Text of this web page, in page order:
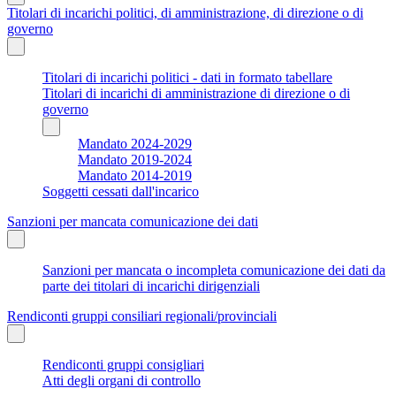
Titolari di incarichi politici, di amministrazione, di direzione o di
governo
Titolari di incarichi politici - dati in formato tabellare
Titolari di incarichi di amministrazione di direzione o di
governo
Mandato 2024-2029
Mandato 2019-2024
Mandato 2014-2019
Soggetti cessati dall'incarico
Sanzioni per mancata comunicazione dei dati
Sanzioni per mancata o incompleta comunicazione dei dati da
parte dei titolari di incarichi dirigenziali
Rendiconti gruppi consiliari regionali/provinciali
Rendiconti gruppi consigliari
Atti degli organi di controllo